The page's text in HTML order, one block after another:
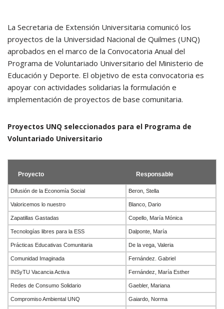
La Secretaria de Extensión Universitaria comunicó los
proyectos de la Universidad Nacional de Quilmes (UNQ)
aprobados en el marco de la Convocatoria Anual del
Programa de Voluntariado Universitario del Ministerio de
Educación y Deporte. El objetivo de esta convocatoria es
apoyar con actividades solidarias la formulación e
implementación de proyectos de base comunitaria.
Proyectos UNQ seleccionados para el Programa de
Voluntariado Universitario
Proyecto Responsable
Difusión de la Economía Social Beron, Stella
Valoricemos lo nuestro Blanco, Dario
Zapatillas Gastadas Copello, María Mónica
Tecnologías libres para la ESS Dalponte, María
Prácticas Educativas Comunitaria De la vega, Valeria
Comunidad Imaginada Fernández. Gabriel
INSyTU Vacancia Activa Fernández, María Esther
Redes de Consumo Solidario Gaebler, Mariana
Compromiso Ambiental UNQ Gaiardo, Norma